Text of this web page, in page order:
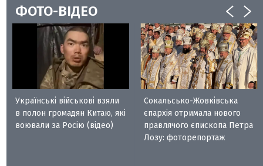
ФОТО-ВІДЕО
Українські військові взяли
в полон громадян Китаю, які
воювали за Росію (відео)
Сокальсько-Жовківська
єпархія отримала нового
правлячого єпископа Петра
Лозу: фоторепортаж